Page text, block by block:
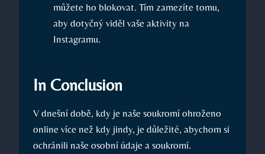
můžete ho blokovat. Tím zamezíte tomu,
aby dotyčný viděl vaše aktivity na
Instagramu.
In Conclusion
V dnešní době, kdy je naše soukromí ohroženo
online více než kdy jindy, je důležité, abychom si
ochránili naše osobní údaje a soukromí.